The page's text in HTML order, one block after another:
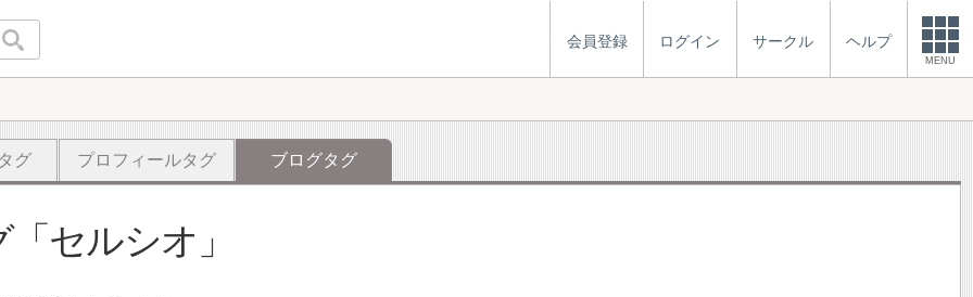
会員登録 ログイン サークル ヘルプ
MENU
グ プロフィールタグ ブログタグ
セルシオ